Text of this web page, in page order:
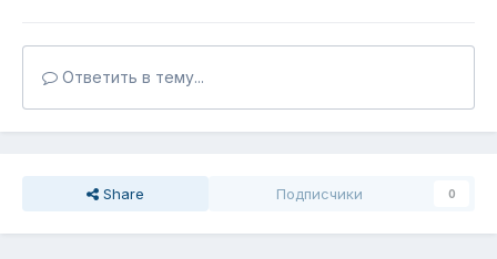
Ответить в тему...
Share Подписчики 0